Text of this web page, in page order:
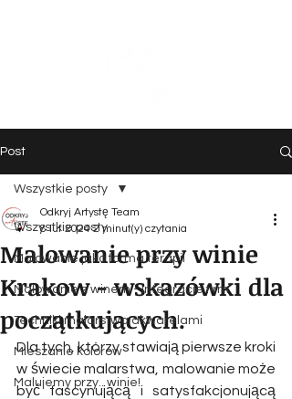
Post
Wszystkie posty
Malowanie jako forma terapii
Malowanie z winem - integracje firm
Techniki malarstwa akwarelami
Mieszanie kolorów
Malujemy przy.. winie!
Wszystkie posty
Malowanie przy winie
Krakow - wskazówki dla
początkujących.
Odkryj Artystę Team
8 lut 2024 2 minut(y) czytania
Dla tych, którzy stawiają pierwsze kroki
w świecie malarstwa, malowanie może
być fascynującą i satysfakcjonującą